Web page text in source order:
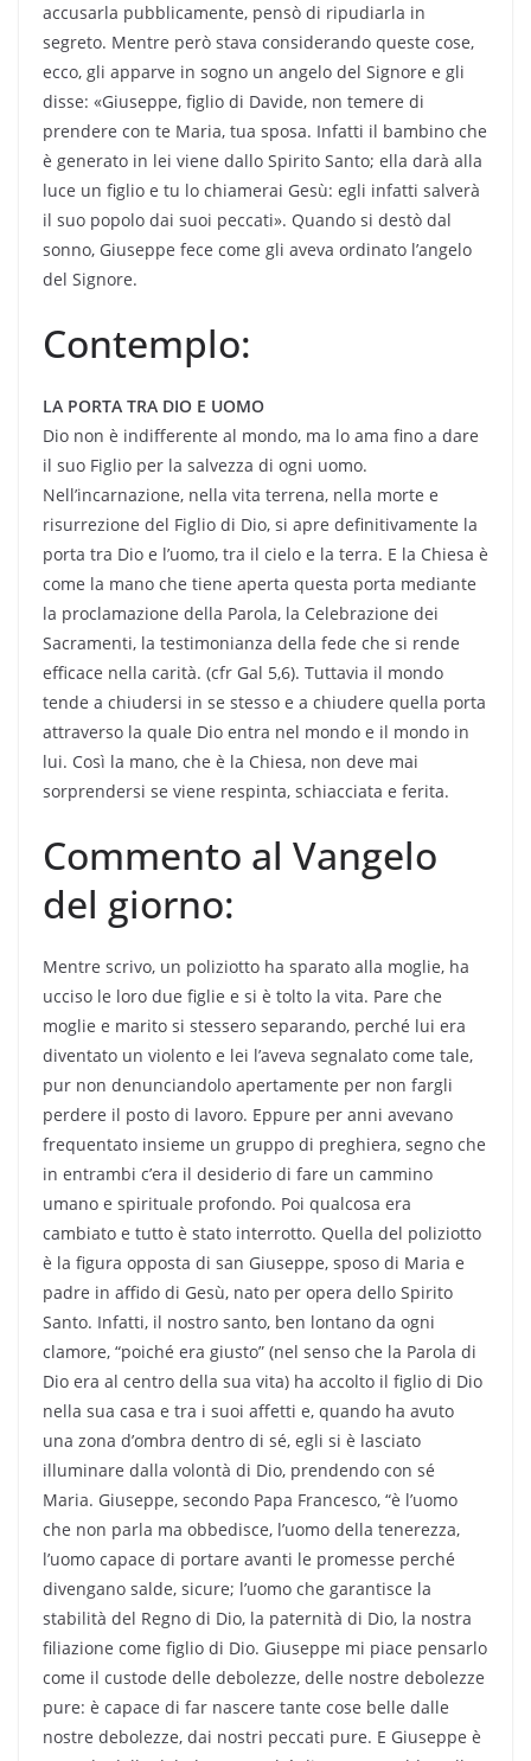
accusarla pubblicamente, pensò di ripudiarla in
segreto. Mentre però stava considerando queste cose,
ecco, gli apparve in sogno un angelo del Signore e gli
disse: «Giuseppe, figlio di Davide, non temere di
prendere con te Maria, tua sposa. Infatti il bambino che
è generato in lei viene dallo Spirito Santo; ella darà alla
luce un figlio e tu lo chiamerai Gesù: egli infatti salverà
il suo popolo dai suoi peccati». Quando si destò dal
sonno, Giuseppe fece come gli aveva ordinato l’angelo
del Signore.
Contemplo:
LA PORTA TRA DIO E UOMO
Dio non è indifferente al mondo, ma lo ama fino a dare
il suo Figlio per la salvezza di ogni uomo.
Nell’incarnazione, nella vita terrena, nella morte e
risurrezione del Figlio di Dio, si apre definitivamente la
porta tra Dio e l’uomo, tra il cielo e la terra. E la Chiesa è
come la mano che tiene aperta questa porta mediante
la proclamazione della Parola, la Celebrazione dei
Sacramenti, la testimonianza della fede che si rende
efficace nella carità. (cfr Gal 5,6). Tuttavia il mondo
tende a chiudersi in se stesso e a chiudere quella porta
attraverso la quale Dio entra nel mondo e il mondo in
lui. Così la mano, che è la Chiesa, non deve mai
sorprendersi se viene respinta, schiacciata e ferita.
Commento al Vangelo
del giorno:
Mentre scrivo, un poliziotto ha sparato alla moglie, ha
ucciso le loro due figlie e si è tolto la vita. Pare che
moglie e marito si stessero separando, perché lui era
diventato un violento e lei l’aveva segnalato come tale,
pur non denunciandolo apertamente per non fargli
perdere il posto di lavoro. Eppure per anni avevano
frequentato insieme un gruppo di preghiera, segno che
in entrambi c’era il desiderio di fare un cammino
umano e spirituale profondo. Poi qualcosa era
cambiato e tutto è stato interrotto. Quella del poliziotto
è la figura opposta di san Giuseppe, sposo di Maria e
padre in affido di Gesù, nato per opera dello Spirito
Santo. Infatti, il nostro santo, ben lontano da ogni
clamore, “poiché era giusto” (nel senso che la Parola di
Dio era al centro della sua vita) ha accolto il figlio di Dio
nella sua casa e tra i suoi affetti e, quando ha avuto
una zona d’ombra dentro di sé, egli si è lasciato
illuminare dalla volontà di Dio, prendendo con sé
Maria. Giuseppe, secondo Papa Francesco, “è l’uomo
che non parla ma obbedisce, l’uomo della tenerezza,
l’uomo capace di portare avanti le promesse perché
divengano salde, sicure; l’uomo che garantisce la
stabilità del Regno di Dio, la paternità di Dio, la nostra
filiazione come figlio di Dio. Giuseppe mi piace pensarlo
come il custode delle debolezze, delle nostre debolezze
pure: è capace di far nascere tante cose belle dalle
nostre debolezze, dai nostri peccati pure. E Giuseppe è